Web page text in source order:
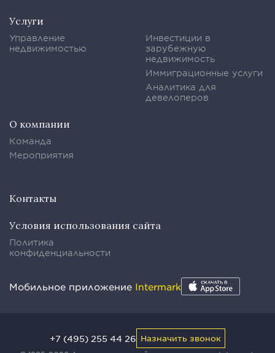
Услуги
Управление
недвижимостью
Инвестиции в
зарубежную
недвижимость
Иммиграционные услуги
Аналитика для
девелоперов
О компании
Команда
Мероприятия
Контакты
Условия использования сайта
Политика
конфиденциальности
Мобильное приложение Intermark
+7 (495) 255 44 26 Назначить звонок